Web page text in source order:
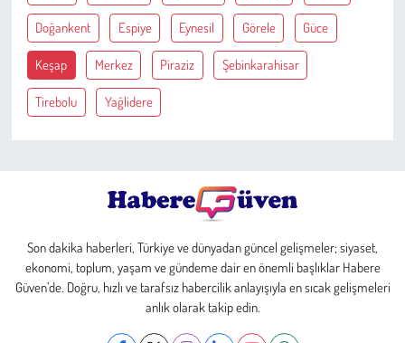
Doğankent Espiye Eynesil Görele Güce
Keşap Merkez Piraziz Şebinkarahisar
Tirebolu Yağlidere
Son dakika haberleri, Türkiye ve dünyadan güncel gelişmeler; siyaset,
ekonomi, toplum, yaşam ve gündeme dair en önemli başlıklar Habere
Güven’de. Doğru, hızlı ve tarafsız habercilik anlayışıyla en sıcak gelişmeleri
anlık olarak takip edin.
Günün İçinden
Vefat İlanları
Tarih
Son Dakika